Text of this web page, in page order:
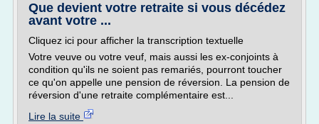
Que devient votre retraite si vous décédez
avant votre ...
Cliquez ici pour afficher la transcription textuelle
Votre veuve ou votre veuf, mais aussi les ex-conjoints à
condition qu'ils ne soient pas remariés, pourront toucher
ce qu'on appelle une pension de réversion. La pension de
réversion d'une retraite complémentaire est...
Lire la suite